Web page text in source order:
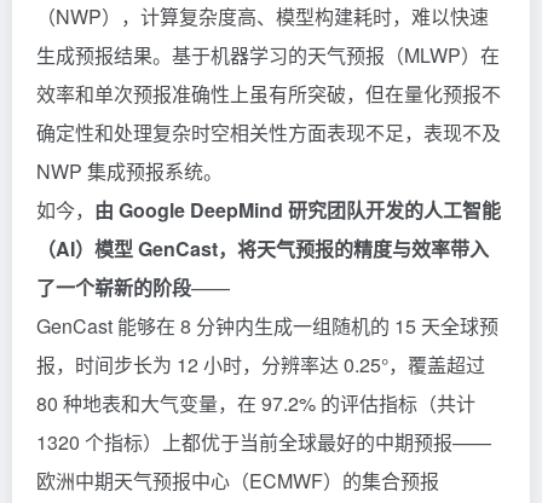
（NWP），计算复杂度高、模型构建耗时，难以快速
生成预报结果。基于机器学习的天气预报（MLWP）在
效率和单次预报准确性上虽有所突破，但在量化预报不
确定性和处理复杂时空相关性方面表现不足，表现不及
NWP 集成预报系统。
如今， 由 Google DeepMind 研究团队开发的人工智能
（AI）模型 GenCast，将天气预报的精度与效率带入
了一个崭新的阶段——
GenCast 能够在 8 分钟内生成一组随机的 15 天全球预
报，时间步长为 12 小时，分辨率达 0.25°，覆盖超过
80 种地表和大气变量，在 97.2% 的评估指标（共计
1320 个指标）上都优于当前全球最好的中期预报——
欧洲中期天气预报中心（ECMWF）的集合预报